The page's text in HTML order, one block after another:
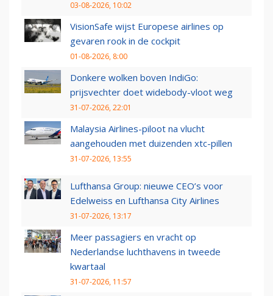
03-08-2026, 10:02
VisionSafe wijst Europese airlines op
gevaren rook in de cockpit
01-08-2026, 8:00
Donkere wolken boven IndiGo:
prijsvechter doet widebody-vloot weg
31-07-2026, 22:01
Malaysia Airlines-piloot na vlucht
aangehouden met duizenden xtc-pillen
31-07-2026, 13:55
Lufthansa Group: nieuwe CEO’s voor
Edelweiss en Lufthansa City Airlines
31-07-2026, 13:17
Meer passagiers en vracht op
Nederlandse luchthavens in tweede
kwartaal
31-07-2026, 11:57